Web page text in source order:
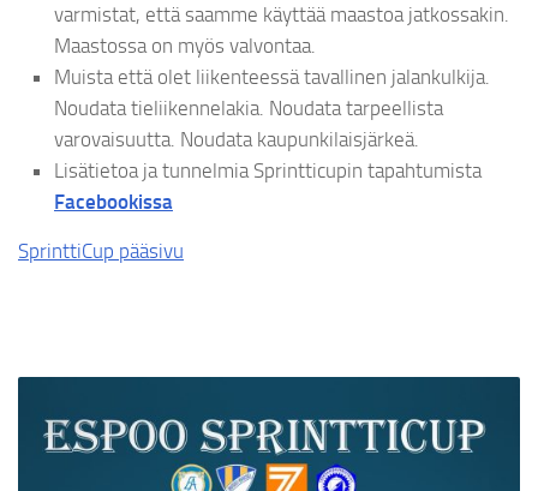
varmistat, että saamme käyttää maastoa jatkossakin.
Maastossa on myös valvontaa.
Muista että olet liikenteessä tavallinen jalankulkija.
Noudata tieliikennelakia. Noudata tarpeellista
varovaisuutta. Noudata kaupunkilaisjärkeä.
Lisätietoa ja tunnelmia Sprintticupin tapahtumista
Facebookissa
SprinttiCup pääsivu